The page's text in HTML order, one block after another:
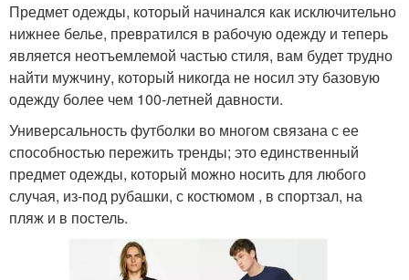
Предмет одежды, который начинался как исключительно
нижнее белье, превратился в рабочую одежду и теперь
является неотъемлемой частью стиля, вам будет трудно
найти мужчину, который никогда не носил эту базовую
одежду более чем 100-летней давности.
Универсальность футболки во многом связана с ее
способностью пережить тренды; это единственный
предмет одежды, который можно носить для любого
случая, из-под рубашки, с костюмом , в спортзал, на
пляж и в постель.